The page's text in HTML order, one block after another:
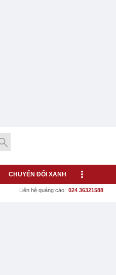
CHUYỂN ĐỔI XANH
Liên hệ quảng cáo: 024 36321588